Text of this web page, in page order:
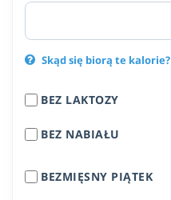
Skąd się biorą te kalorie?
BEZ LAKTOZY
BEZ NABIAŁU
BEZMIĘSNY PIĄTEK